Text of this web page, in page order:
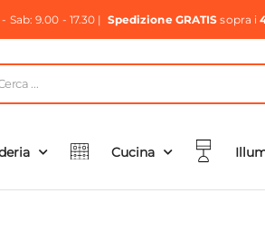
Sab: 9.00 - 17.30 | Spedizione GRATIS sopra i
Cucina